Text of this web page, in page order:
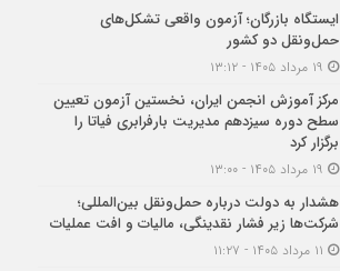
ایستگاه بازرگان؛ آزمون واقعی تشکل‌‌های
حمل‌ونقل دو کشور
مرکز آموزش انجمن ایران، نخستین آزمون تعیین
سطح دوره سیزدهم مدیریت بارفرابری فیاتا را
برگزار کرد
هشدار به دولت درباره حمل‌ونقل بین‌المللی؛
شرکت‌ها زیر فشار نقدینگی، مالیات و افت عملیات